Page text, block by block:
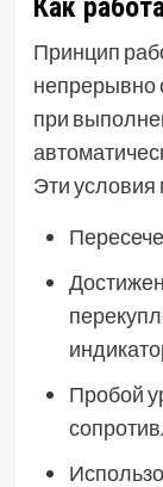
Как
Принцип
непрерывно
при
Эти условия
Пробой